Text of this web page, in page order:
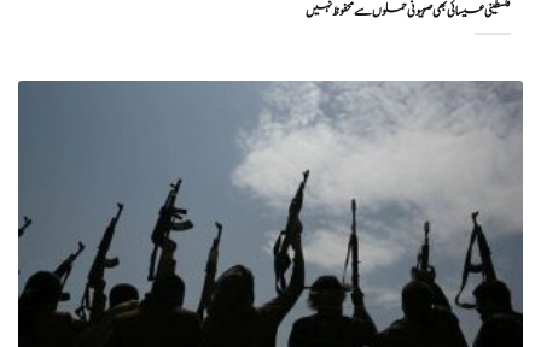
فلسطینی عیسائی بھی صہیونی حملوں سے محفوظ نہیں